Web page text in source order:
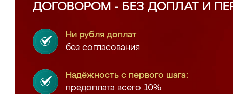
ДОГОВОРОМ - БЕЗ ДОПЛАТ И
Ни рубля доплат
без согласования
Надёжность с первого шага:
предоплата всего 10%